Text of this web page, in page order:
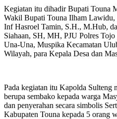
Kegiatan itu dihadir Bupati Touna
Wakil Bupati Touna Ilham
Inf Hasroel Tamin, S.H., M.Hub,
Siahaan, SH, MH, PJU Polres
Una-Una, Muspika Kecamatan
Wilayah, para Kepala Desa dan
Pada kegiatan itu Kapolda Sulteng
berupa sembako kepada warga
dan penyerahan secara simbolis
Kabupaten Touna kepada 5 orang